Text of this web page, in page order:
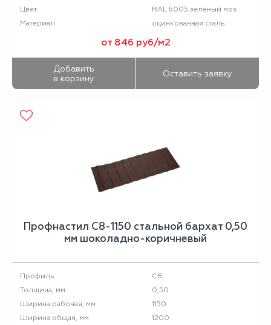
Цвет
RAL 6005 зелёный мох
Материал
оцинкованная сталь
от 846 руб/м2
Добавить
в корзину
Оставить заявку
Профнастил С8-1150 стальной бархат 0,50
мм шоколадно-коричневый
Профиль
С8
Толщина, мм
0,50
Ширина рабочая, мм
1150
Ширина общая, мм
1200